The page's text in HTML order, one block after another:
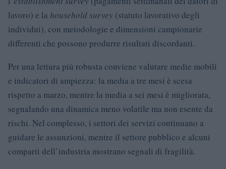
lavoro) e la household survey (statuto lavorativo degli
individui), con metodologie e dimensioni campionarie
differenti che possono produrre risultati discordanti.
Per una lettura più robusta conviene valutare medie mobili
e indicatori di ampiezza: la media a tre mesi è scesa
rispetto a marzo, mentre la media a sei mesi è migliorata,
segnalando una dinamica meno volatile ma non esente da
rischi. Nel complesso, i settori dei servizi continuano a
guidare le assunzioni, mentre il settore pubblico e alcuni
comparti dell’industria mostrano segnali di fragilità.